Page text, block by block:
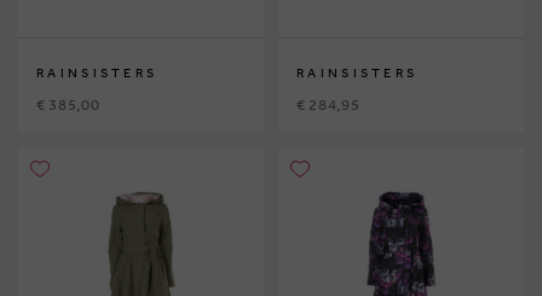
RAINSISTERS
€ 385,00
RAINSISTERS
€ 284,95